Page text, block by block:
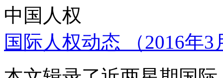
中国人权
国际人权动态 （2016年